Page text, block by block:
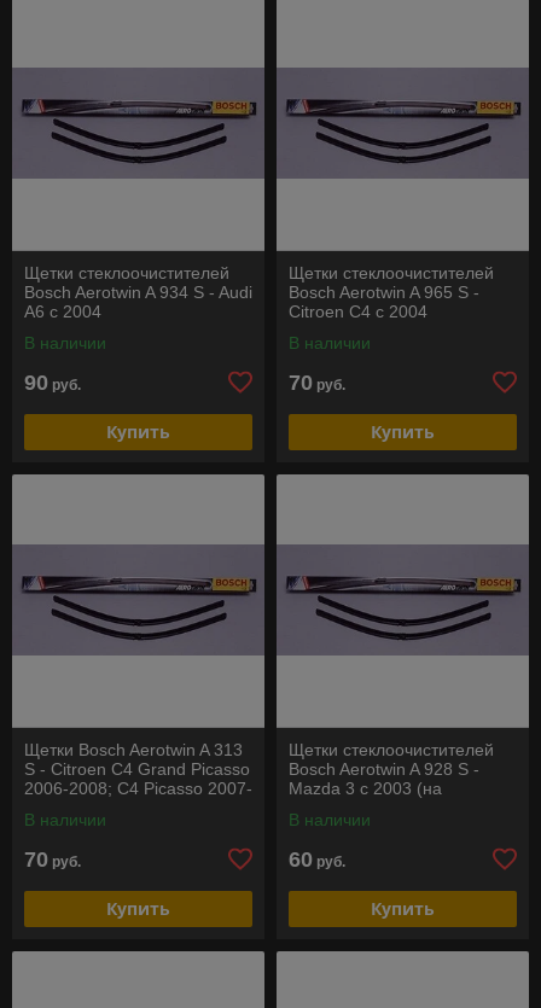
Щетки стеклоочистителей
Bosch Aerotwin A 934 S - Audi
A6 c 2004
В наличии
90 руб.
Купить
Щетки стеклоочистителей
Bosch Aerotwin A 965 S -
Citroen C4 с 2004
В наличии
70 руб.
Купить
Щетки Bosch Aerotwin A 313
S - Citroen C4 Grand Picasso
2006-2008; C4 Picasso 2007-
В наличии
70 руб.
Купить
Щетки стеклоочистителей
Bosch Aerotwin A 928 S -
Mazda 3 с 2003 (на
В наличии
60 руб.
Купить